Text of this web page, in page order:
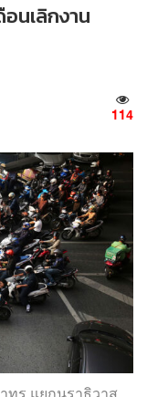
นเลิกงาน
114
ร แยกนราธิวาส